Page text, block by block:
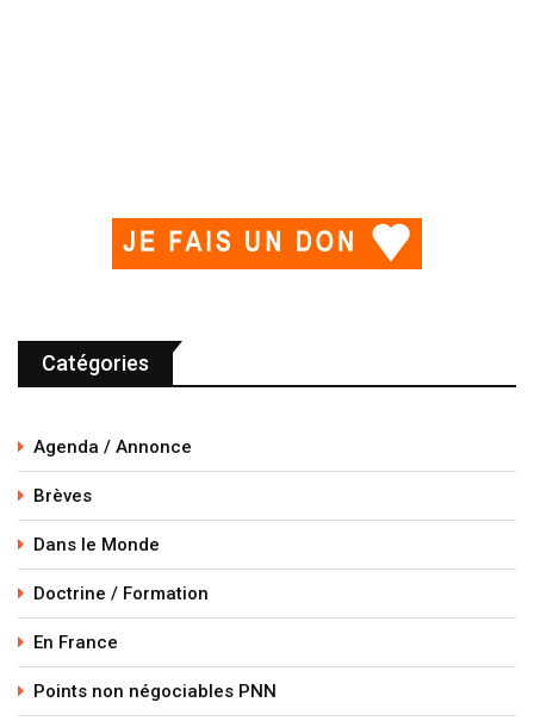
Catégories
Agenda / Annonce
Brèves
Dans le Monde
Doctrine / Formation
En France
Points non négociables PNN